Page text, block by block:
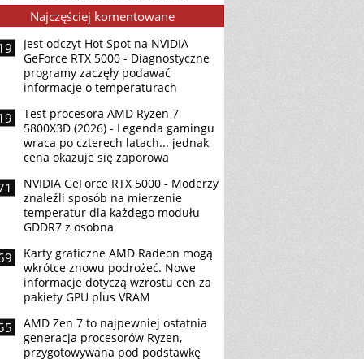
Najczęściej komentowane
Jest odczyt Hot Spot na NVIDIA
GeForce RTX 5000 - Diagnostyczne
programy zaczęły podawać
informacje o temperaturach
Test procesora AMD Ryzen 7
5800X3D (2026) - Legenda gamingu
wraca po czterech latach... jednak
cena okazuje się zaporowa
NVIDIA GeForce RTX 5000 - Moderzy
znaleźli sposób na mierzenie
temperatur dla każdego modułu
GDDR7 z osobna
Karty graficzne AMD Radeon mogą
wkrótce znowu podrożeć. Nowe
informacje dotyczą wzrostu cen za
pakiety GPU plus VRAM
AMD Zen 7 to najpewniej ostatnia
generacja procesorów Ryzen,
przygotowywana pod podstawkę